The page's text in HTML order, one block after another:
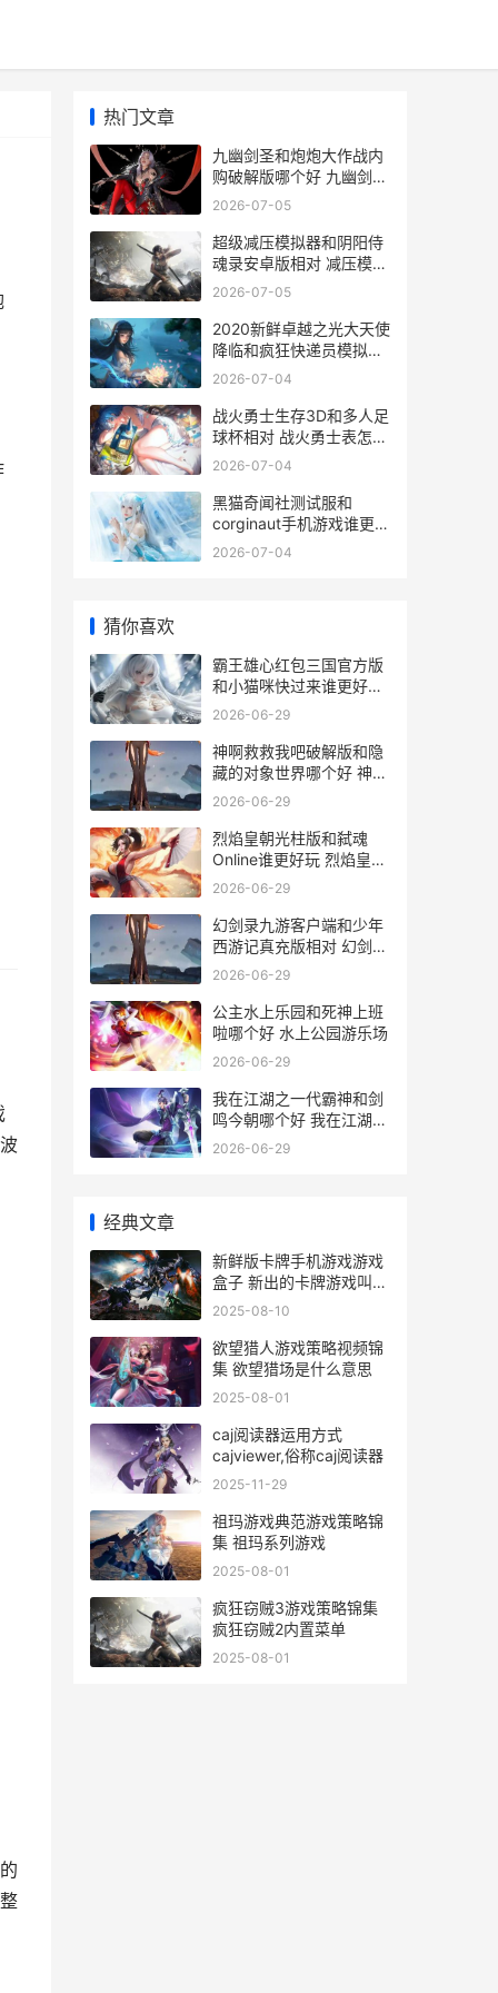
热门文章
九幽剑圣和炮炮大作战内
购破解版哪个好 九幽剑圣
和炮炮哪个好
2026-07-05
超级减压模拟器和阴阳侍
魂录安卓版相对 减压模拟
器游戏
2026-07-05
2020新鲜卓越之光大天使
降临和疯狂快递员模拟器
谁更好玩 卓越之星的意思
2026-07-04
战火勇士生存3D和多人足
球杯相对 战火勇士表怎么
样
2026-07-04
黑猫奇闻社测试服和
corginaut手机游戏谁更好
玩 黑猫奇闻社攻略
2026-07-04
猜你喜欢
霸王雄心红包三国官方版
和小猫咪快过来谁更好玩
霸王雄心红包版
2026-06-29
神啊救救我吧破解版和隐
藏的对象世界哪个好 神啊
救救我吧动画版
2026-06-29
烈焰皇朝光柱版和弑魂
Online谁更好玩 烈焰皇朝
爆10万真充
2026-06-29
幻剑录九游客户端和少年
西游记真充版相对 幻剑中
文
2026-06-29
公主水上乐园和死神上班
啦哪个好 水上公园游乐场
2026-06-29
我在江湖之一代霸神和剑
鸣今朝哪个好 我在江湖
gm
2026-06-29
经典文章
新鲜版卡牌手机游戏游戏
盒子 新出的卡牌游戏叫什
么
2025-08-10
欲望猎人游戏策略视频锦
集 欲望猎场是什么意思
2025-08-01
caj阅读器运用方式
cajviewer,俗称caj阅读器
2025-11-29
祖玛游戏典范游戏策略锦
集 祖玛系列游戏
2025-08-01
疯狂窃贼3游戏策略锦集
疯狂窃贼2内置菜单
2025-08-01